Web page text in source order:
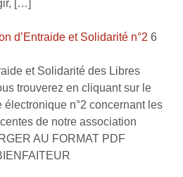
[…]
d’Entraide et Solidarité n°2 6
et Solidarité des Libres
trouverez en cliquant sur le
électronique n°2 concernant les
de notre association
AU FORMAT PDF